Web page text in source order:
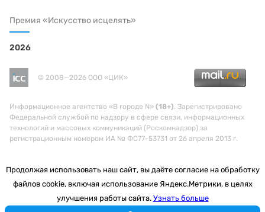
Премия «Искусство исцелять»
2026
© 2008—2026 ООО «ЦИК»
Информационное агентство «В городе N» (18+). Зарегистрировано
Федеральной службой по надзору в сфере связи, информационных
технологий и массовых коммуникаций (Роскомнадзор) за
регистрационным номером ИА № ФС77-53731 от 26 апреля 2013 г.
Продолжая использовать наш сайт, вы даёте согласие на обработку
файлов cookie, включая использование Яндекс.Метрики, в целях
улучшения работы сайта. Узнать больше